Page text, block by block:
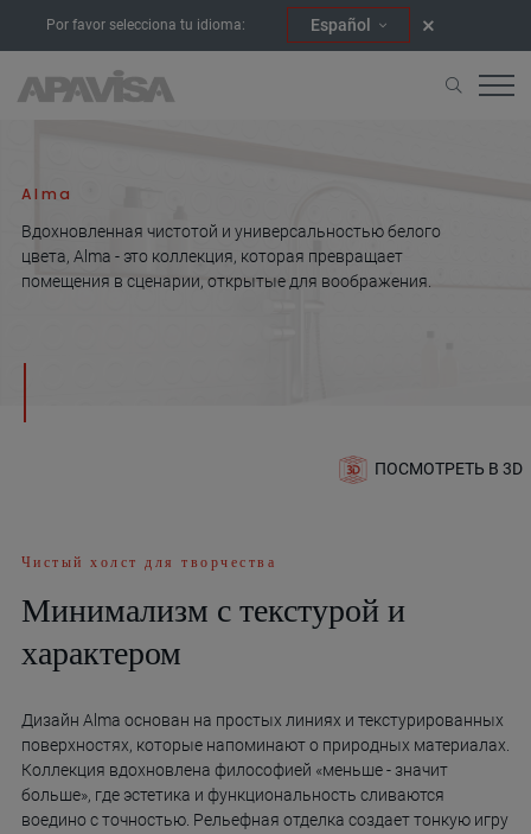
Por favor selecciona tu idioma: Español
Alma
Вдохновленная чистотой и универсальностью белого
цвета, Alma - это коллекция, которая превращает
помещения в сценарии, открытые для воображения.
ПОСМОТРЕТЬ В 3D
Чистый холст для творчества
Минимализм с текстурой и
характером
Дизайн Alma основан на простых линиях и текстурированных
поверхностях, которые напоминают о природных материалах.
Коллекция вдохновлена философией «меньше - значит
больше», где эстетика и функциональность сливаются
воедино с точностью. Рельефная отделка создает тонкую игру